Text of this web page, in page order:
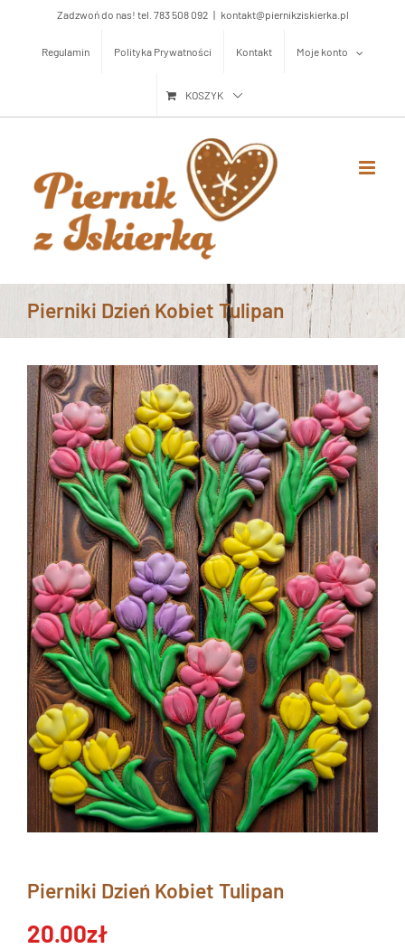
zawartości
Zadzwoń do nas! tel. 783 508 092 | kontakt@piernikziskierka.pl
Regulamin Polityka Prywatności Kontakt Moje konto
KOSZYK
Pierniki Dzień Kobiet Tulipan
Pierniki Dzień Kobiet Tulipan
20.00zł